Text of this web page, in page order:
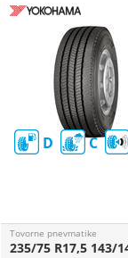
D C
Tovorne pnevmatike
235/75 R17,5 143/